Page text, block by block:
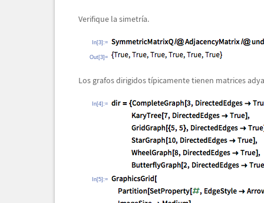
Verifique la simetría.
In[3]:=
Out[3]=
Los grafos dirigidos típicamente tienen matrices
In[4]:=
In[5]:=